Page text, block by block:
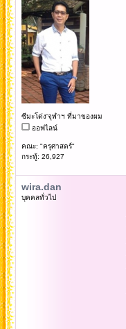
ซีมะโด่ง'จุฬาฯ ที่มาของผม
ออฟไลน์
คณะ: "ครุศาสตร์"
กระทู้: 26,927
wira.dan
บุคคลทั่วไป